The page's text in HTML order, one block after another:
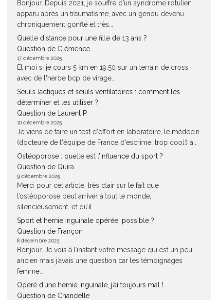
Bonjour, Depuis 2021, je souffre d’un syndrome rotulien
apparu après un traumatisme, avec un genou devenu
chroniquement gonflé et très...
Quelle distance pour une fille de 13 ans ?
Question de Clémence
17 décembre 2025
Et moi si je cours 5 km en 19.50 sur un terrain de cross
avec de l'herbe bcp de virage...
Seuils lactiques et seuils ventilatoires : comment les
déterminer et les utiliser ?
Question de Laurent P.
10 décembre 2025
Je viens de faire un test d'effort en laboratoire, le médecin
(docteure de l'équipe de France d'escrime, trop cool!) à...
Ostéoporose : quelle est l’influence du sport ?
Question de Quira
9 décembre 2025
Merci pour cet article, très clair sur le fait que
l’ostéoporose peut arriver à tout le monde,
silencieusement, et qu’il...
Sport et hernie inguinale opérée, possible ?
Question de Françon
8 décembre 2025
Bonjour, Je vois à l’instant votre message qui est un peu
ancien mais j’avais une question car les témoignages
femme...
Opéré d’une hernie inguinale, j’ai toujours mal !
Question de Chandelle